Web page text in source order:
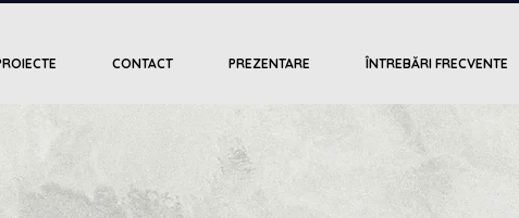
CONTACT PREZENTARE ÎNTREBĂRI FRECVENTE